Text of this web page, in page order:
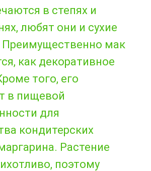
в степях и
любят они и сухие
Преимущественно мак
как декоративное
того, его
в пищевой
для
кондитерских
Растение
поэтому